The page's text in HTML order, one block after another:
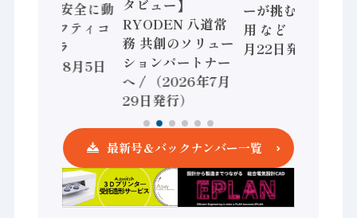
/ IDEC、安全に動
かすセーフティコ
ントローラ
（2026年8月5日
タビュー】
RYODEN 八道常
務 共創のソリュー
ションパートナー
へ / （2026年7月
29日発行）
ーが挑むデータ活
用 など（2026年7
月22日発行）
最新号＆バックナンバー一覧